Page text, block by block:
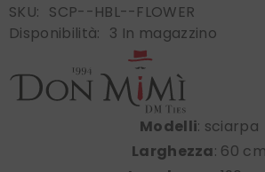
SKU: SCP--HBL--FLOWER
Disponibilità: 3 In magazzino
Modelli: sciarpa
Larghezza: 60 cm